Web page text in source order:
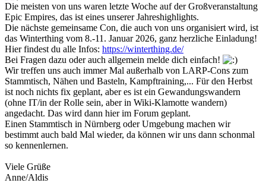
Die meisten von uns waren letzte Woche auf der Großveranstaltung
Epic Empires, das ist eines unserer Jahreshighlights.
Die nächste gemeinsame Con, die auch von uns organisiert wird, ist
das Winterthing vom 8.-11. Januar 2026, ganz herzliche Einladung!
Hier findest du alle Infos: https://winterthing.de/
Bei Fragen dazu oder auch allgemein melde dich einfach!
Wir treffen uns auch immer Mal außerhalb von LARP-Cons zum
Stammtisch, Nähen und Basteln, Kampftraining,... Für den Herbst
ist noch nichts fix geplant, aber es ist ein Gewandungswandern
(ohne IT/in der Rolle sein, aber in Wiki-Klamotte wandern)
angedacht. Das wird dann hier im Forum geplant.
Einen Stammtisch in Nürnberg oder Umgebung machen wir
bestimmt auch bald Mal wieder, da können wir uns dann schonmal
so kennenlernen.
Viele Grüße
Anne/Aldis